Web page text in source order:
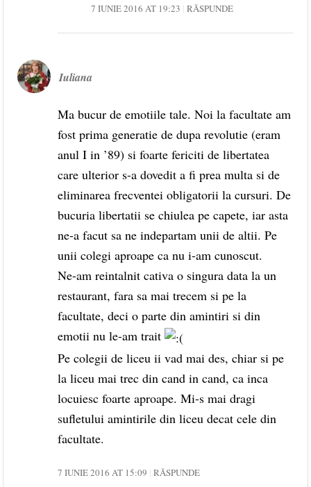
7 IUNIE 2016 AT 19:23 RĂSPUNDE
Iuliana
Ma bucur de emotiile tale. Noi la facultate am
fost prima generatie de dupa revolutie (eram
anul I in ’89) si foarte fericiti de libertatea
care ulterior s-a dovedit a fi prea multa si de
eliminarea frecventei obligatorii la cursuri. De
bucuria libertatii se chiulea pe capete, iar asta
ne-a facut sa ne indepartam unii de altii. Pe
unii colegi aproape ca nu i-am cunoscut.
Ne-am reintalnit cativa o singura data la un
restaurant, fara sa mai trecem si pe la
facultate, deci o parte din amintiri si din
emotii nu le-am trait
Pe colegii de liceu ii vad mai des, chiar si pe
la liceu mai trec din cand in cand, ca inca
locuiesc foarte aproape. Mi-s mai dragi
sufletului amintirile din liceu decat cele din
facultate.
7 IUNIE 2016 AT 15:09 RĂSPUNDE